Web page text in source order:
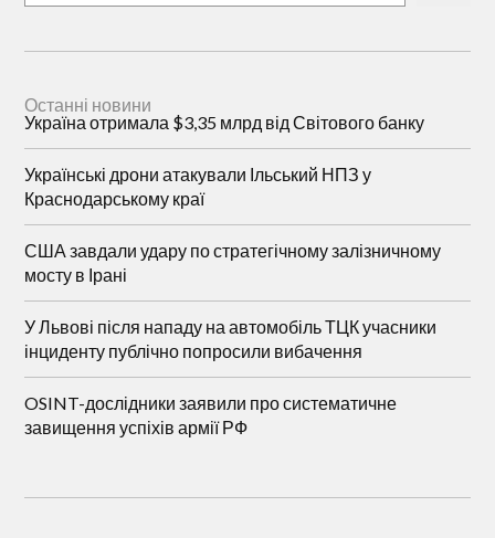
Останні новини
Україна отримала $3,35 млрд від Світового банку
Українські дрони атакували Ільський НПЗ у
Краснодарському краї
США завдали удару по стратегічному залізничному
мосту в Ірані
У Львові після нападу на автомобіль ТЦК учасники
інциденту публічно попросили вибачення
OSINT-дослідники заявили про систематичне
завищення успіхів армії РФ